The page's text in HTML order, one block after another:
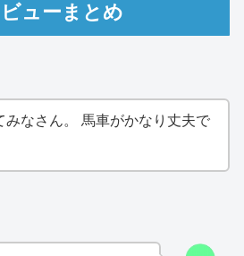
ューまとめ
みなさん。 馬車がかなり丈夫で